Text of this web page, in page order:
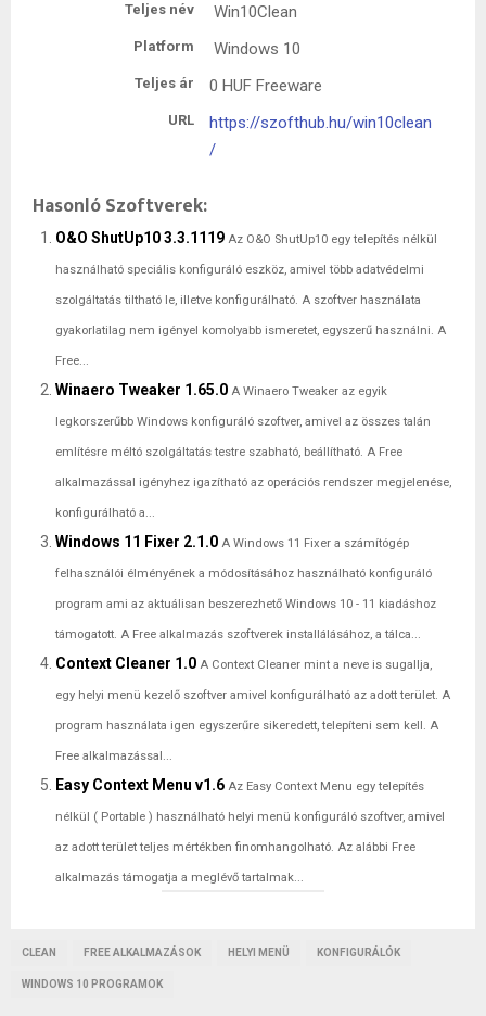
Teljes név Win10Clean
Platform Windows 10
Teljes ár 0 HUF Freeware
URL
https://szofthub.hu/win10clean
/
Hasonló Szoftverek:
O&O ShutUp10 3.3.1119 Az O&O ShutUp10 egy telepítés nélkül
használható speciális konfiguráló eszköz, amivel több adatvédelmi
szolgáltatás tiltható le, illetve konfigurálható. A szoftver használata
gyakorlatilag nem igényel komolyabb ismeretet, egyszerű használni. A
Free...
Winaero Tweaker 1.65.0 A Winaero Tweaker az egyik
legkorszerűbb Windows konfiguráló szoftver, amivel az összes talán
említésre méltó szolgáltatás testre szabható, beállítható. A Free
alkalmazással igényhez igazítható az operációs rendszer megjelenése,
konfigurálható a...
Windows 11 Fixer 2.1.0 A Windows 11 Fixer a számítógép
felhasználói élményének a módosításához használható konfiguráló
program ami az aktuálisan beszerezhető Windows 10 - 11 kiadáshoz
támogatott. A Free alkalmazás szoftverek installálásához, a tálca...
Context Cleaner 1.0 A Context Cleaner mint a neve is sugallja,
egy helyi menü kezelő szoftver amivel konfigurálható az adott terület. A
program használata igen egyszerűre sikeredett, telepíteni sem kell. A
Free alkalmazással...
Easy Context Menu v1.6 Az Easy Context Menu egy telepítés
nélkül ( Portable ) használható helyi menü konfiguráló szoftver, amivel
az adott terület teljes mértékben finomhangolható. Az alábbi Free
alkalmazás támogatja a meglévő tartalmak...
CLEAN FREE ALKALMAZÁSOK HELYI MENÜ KONFIGURÁLÓK
WINDOWS 10 PROGRAMOK